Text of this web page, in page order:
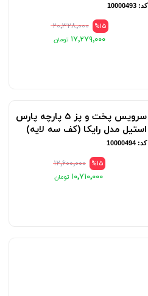
کد: 10000493
%15 ۲۰٬۳۲۸٬۰۰۰
۱۷٬۲۷۹٬۰۰۰
سرویس پخت و پز 5 پارچه پارس
استیل مدل رایکا (کف سه لایه)
کد: 10000494
%15 ۱۲٬۶۰۰٬۰۰۰
۱۰٬۷۱۰٬۰۰۰